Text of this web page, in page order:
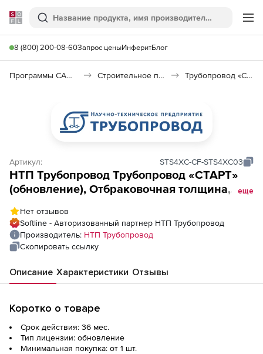
Softline
Поиск
8 (800) 200-08-60Запрос ценыИнферитБлог
Программы САПР и ГИС Строительное программное обеспечение Трубопровод «СТАРТ»
Артикул: STS4XC-CF-STS4XC03
НТП Трубопровод Трубопровод «СТАРТ»
(обновление), Отбраковочная толщина,
версий, 3-й год
еще
Нет отзывов
Softline - Авторизованный партнер НТП Трубопровод
Производитель: НТП Трубопровод
Скопировать ссылку
Описание Характеристики Отзывы
Коротко о товаре
Срок действия: 36 мес.
Тип лицензии: обновление
Минимальная покупка: от 1 шт.